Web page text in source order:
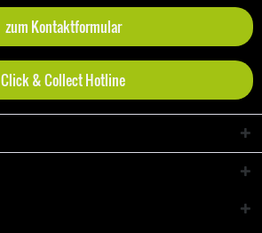
zum Kontaktformular
Click & Collect Hotline